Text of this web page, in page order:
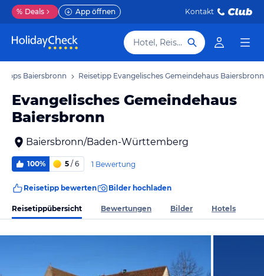
% Deals App öffnen Kontakt
Hotel, Reiseziel
Baiersbronn Reisetipp Evangelisches Gemeindehaus Baiersbronn
Evangelisches Gemeindehaus
Baiersbronn
Baiersbronn/Baden-Württemberg
100% 5 / 6 1 Bewertung
Reisetipp bewerten Bilder hochladen
Reisetippübersicht Bewertungen Bilder Hotels